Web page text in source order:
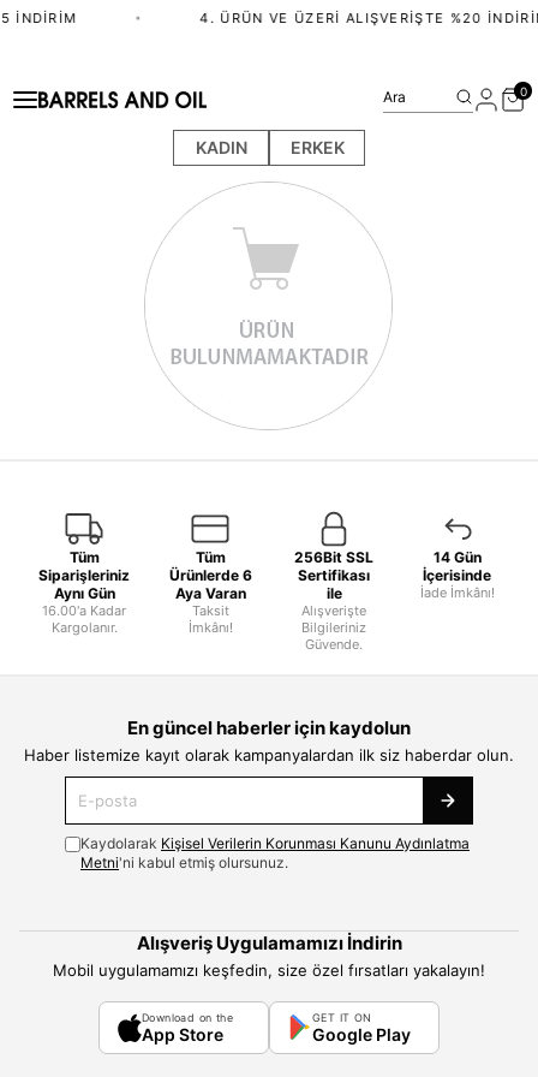
İNDIRIM • 4. ÜRÜN VE ÜZERI ALIŞVERIŞTE %20
KADIN ERKEK
Ara 0
Tüm
Siparişleriniz
Aynı Gün
16.00'a Kadar
Kargolanır.
Tüm
Ürünlerde 6
Aya Varan
Taksit
İmkânı!
256Bit SSL
Sertifikası
ile
Alışverişte
Bilgileriniz
Güvende.
14 Gün
İçerisinde
İade İmkânı!
En güncel haberler için kaydolun
Haber listemize kayıt olarak kampanyalardan ilk siz haberdar olun.
Kaydolarak Kişisel Verilerin Korunması Kanunu Aydınlatma
Metni'ni kabul etmiş olursunuz.
Alışveriş Uygulamamızı İndirin
Mobil uygulamamızı keşfedin, size özel fırsatları yakalayın!
Download on the
App Store
GET IT ON
Google Play